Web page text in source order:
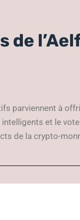
de
parviennent à
et le
de la crypto-